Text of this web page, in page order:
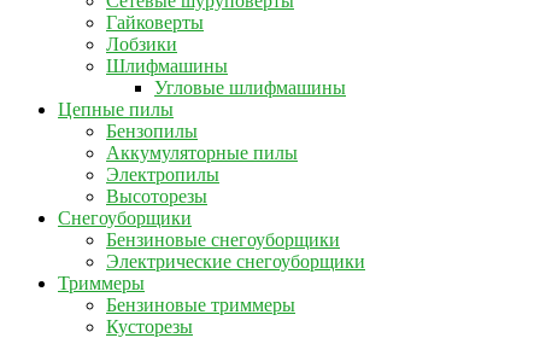
Гайковерты
Лобзики
Шлифмашины
Угловые шлифмашины
Цепные пилы
Бензопилы
Аккумуляторные пилы
Электропилы
Высоторезы
Снегоуборщики
Бензиновые снегоуборщики
Электрические снегоуборщики
Триммеры
Бензиновые триммеры
Кусторезы